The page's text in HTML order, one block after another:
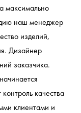
максимально
наш менеджер
изделий,
Дизайнер
заказчика.
качества
клиентами и